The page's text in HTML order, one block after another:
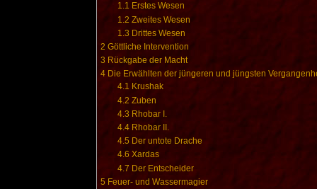
1.1 Erstes Wesen
1.2 Zweites Wesen
1.3 Drittes Wesen
2 Göttliche Intervention
3 Rückgabe der Macht
4 Die Erwählten der jüngeren und jüngsten
4.1 Krushak
4.2 Zuben
4.3 Rhobar I.
4.4 Rhobar II.
4.5 Der untote Drache
4.6 Xardas
4.7 Der Entscheider
5 Feuer- und Wassermagier